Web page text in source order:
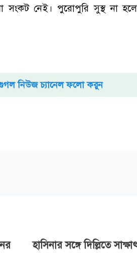
সংকট নেই। পুরোপুরি সুস্থ না
নিউজ চ্যানেল ফলো করুন
হাসিনার সঙ্গে দিল্লিতে